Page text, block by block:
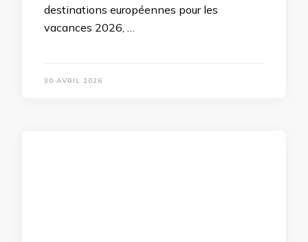
destinations européennes pour les
vacances 2026, …
30 AVRIL 2026